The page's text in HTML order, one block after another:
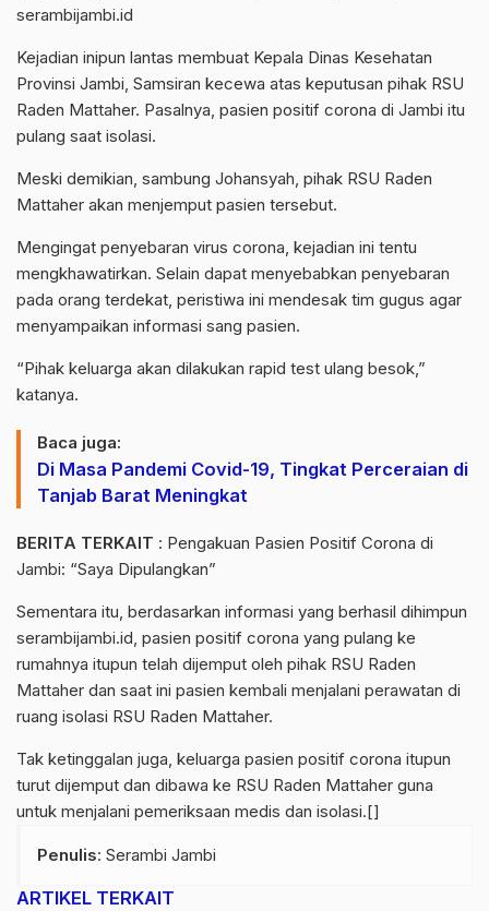
serambijambi.id
Kejadian inipun lantas membuat Kepala Dinas Kesehatan
Provinsi Jambi, Samsiran kecewa atas keputusan pihak RSU
Raden Mattaher. Pasalnya, pasien positif corona di Jambi itu
pulang saat isolasi.
Meski demikian, sambung Johansyah, pihak RSU Raden
Mattaher akan menjemput pasien tersebut.
Mengingat penyebaran virus corona, kejadian ini tentu
mengkhawatirkan. Selain dapat menyebabkan penyebaran
pada orang terdekat, peristiwa ini mendesak tim gugus agar
menyampaikan informasi sang pasien.
“Pihak keluarga akan dilakukan rapid test ulang besok,”
katanya.
Baca juga:
Di Masa Pandemi Covid-19, Tingkat Perceraian di
Tanjab Barat Meningkat
BERITA TERKAIT : Pengakuan Pasien Positif Corona di
Jambi: “Saya Dipulangkan”
Sementara itu, berdasarkan informasi yang berhasil dihimpun
serambijambi.id, pasien positif corona yang pulang ke
rumahnya itupun telah dijemput oleh pihak RSU Raden
Mattaher dan saat ini pasien kembali menjalani perawatan di
ruang isolasi RSU Raden Mattaher.
Tak ketinggalan juga, keluarga pasien positif corona itupun
turut dijemput dan dibawa ke RSU Raden Mattaher guna
untuk menjalani pemeriksaan medis dan isolasi.[]
Penulis: Serambi Jambi
ARTIKEL TERKAIT